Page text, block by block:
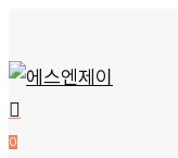
to
main
content
0